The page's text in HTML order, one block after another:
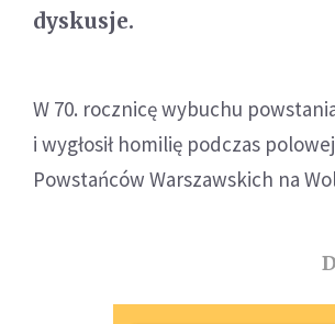
dyskusje.
W 70. rocznicę wybuchu
i wygłosił homilię podczas
Powstańców Warszawskich na